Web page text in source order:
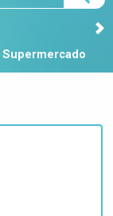
Supermercado